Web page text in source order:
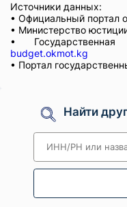
Источники данных:
• Официальный портал
• Министерство
•
budget.okmot.kg
• Портал
Найти